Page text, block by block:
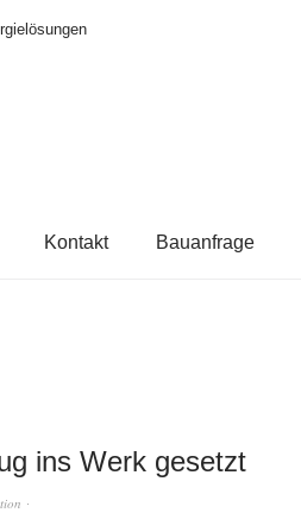
Kontakt Bauanfrage
ins Werk gesetzt